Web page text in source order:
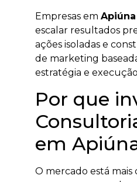
Empresas em Apiúna
escalar resultados
ações isoladas e
de marketing
estratégia e
Por que
em
O mercado está